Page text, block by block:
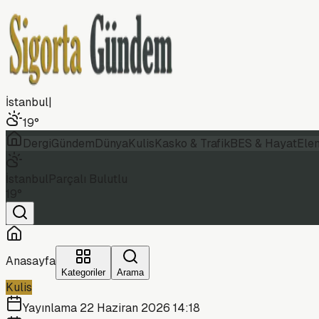
İstanbul|
19°
DergiGündemDünyaKulisKasko & TrafikBES & Hayat
Anasayfa
Kategoriler Arama
Kulis
Yayınlama 22 Haziran 2026 14:18